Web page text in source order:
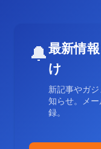
🔔最新情
け
新記事やガ
知らせ。メ
録。